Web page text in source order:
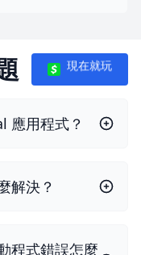
現在就玩
應用程式？
解決？
程式錯誤怎麼